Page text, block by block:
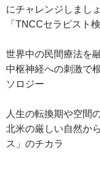
にチャレンジしまし
「TNCCセラピスト
世界中の民間療法を
中枢神経への刺激で
ソロジー
人生の転換期や空間
北米の厳しい自然か
ス」のチカラ